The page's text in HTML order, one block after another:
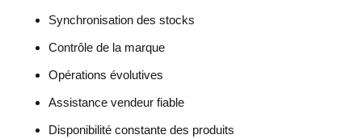
Synchronisation des stocks
Contrôle de la marque
Opérations évolutives
Assistance vendeur fiable
Disponibilité constante des produits